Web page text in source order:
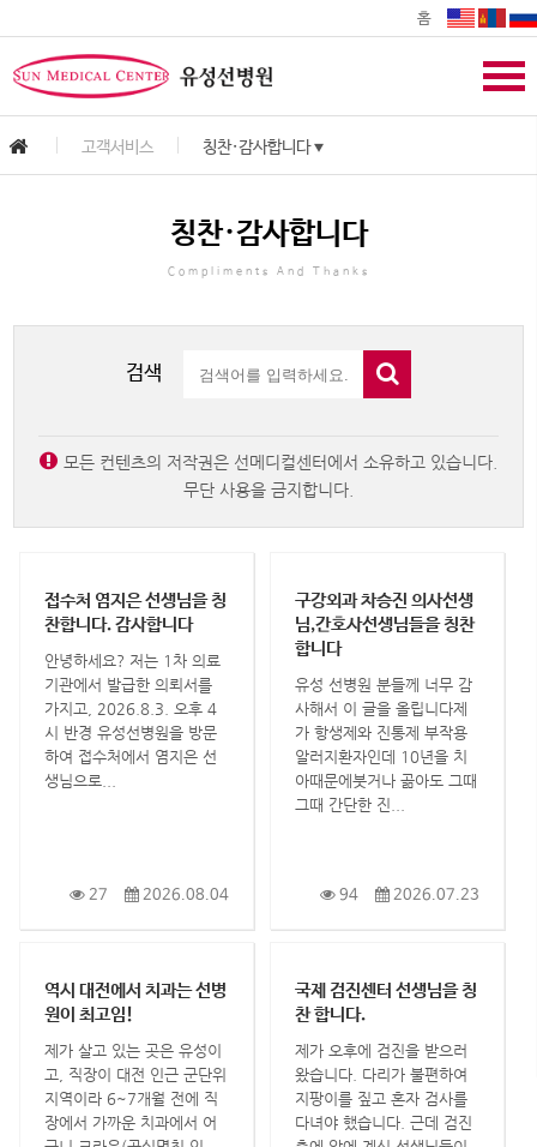
홈
고객서비스 칭찬·감사합니다▼
칭찬·감사합니다
Compliments And Thanks
검색
모든 컨텐츠의 저작권은 선메디컬센터에서 소유하고 있습니다.
무단 사용을 금지합니다.
접수처 염지은 선생님을 칭
찬합니다. 감사합니다
안녕하세요? 저는 1차 의료
기관에서 발급한 의뢰서를
가지고, 2026.8.3. 오후 4
시 반경 유성선병원을 방문
하여 접수처에서 염지은 선
생님으로...
27 2026.08.04
구강외과 차승진 의사선생
님,간호사선생님들을 칭찬
합니다
유성 선병원 분들께 너무 감
사해서 이 글을 올립니다제
가 항생제와 진통제 부작용
알러지환자인데 10년을 치
아때문에붓거나 곪아도 그때
그때 간단한 진...
94 2026.07.23
역시 대전에서 치과는 선병
원이 최고임!
제가 살고 있는 곳은 유성이
고, 직장이 대전 인근 군단위
지역이라 6~7개월 전에 직
장에서 가까운 치과에서 어
국제 검진센터 선생님을 칭
찬 합니다.
제가 오후에 검진을 받으러
왔습니다. 다리가 불편하여
지팡이를 짚고 혼자 검사를
다녀야 했습니다. 근데 검진